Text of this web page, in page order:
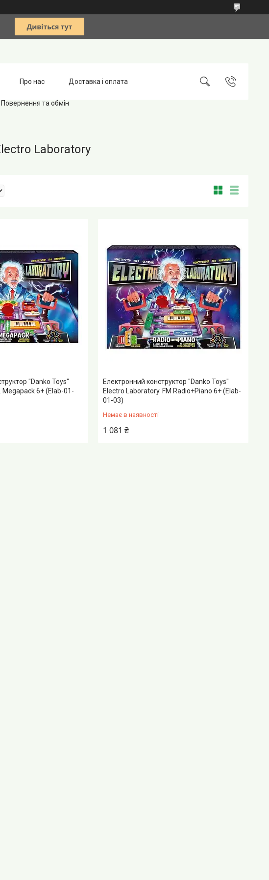
Про нас Доставка і оплата
Повернення та обмін
Laboratory
"Danko Toys"
Megapack 6+ (Elab-01-
Електронний конструктор "Danko Toys"
Electro Laboratory. FM Radio+Piano 6+ (Elab-
01-03)
Немає в наявності
1 081 ₴